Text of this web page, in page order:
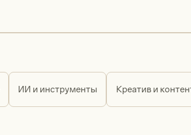
ИИ и инструменты Креатив и